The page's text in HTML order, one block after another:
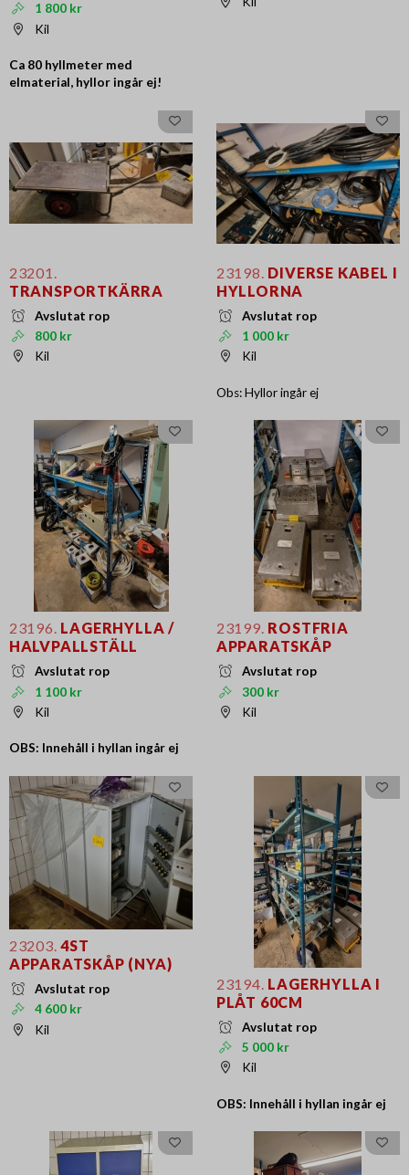
1 800 kr
Kil
Ca 80 hyllmeter med
elmaterial, hyllor ingår ej!
23201.
TRANSPORTKÄRRA
Avslutat rop
800 kr
Kil
23198. DIVERSE KABEL I
HYLLORNA
Avslutat rop
1 000 kr
Kil
Obs: Hyllor ingår ej
23196. LAGERHYLLA /
HALVPALLSTÄLL
Avslutat rop
1 100 kr
Kil
OBS: Innehåll i hyllan ingår ej
23199. ROSTFRIA
APPARATSKÅP
Avslutat rop
300 kr
Kil
23203. 4ST
APPARATSKÅP (NYA)
Avslutat rop
4 600 kr
Kil
23194. LAGERHYLLA I
PLÅT 60CM
Avslutat rop
5 000 kr
Kil
OBS: Innehåll i hyllan ingår ej